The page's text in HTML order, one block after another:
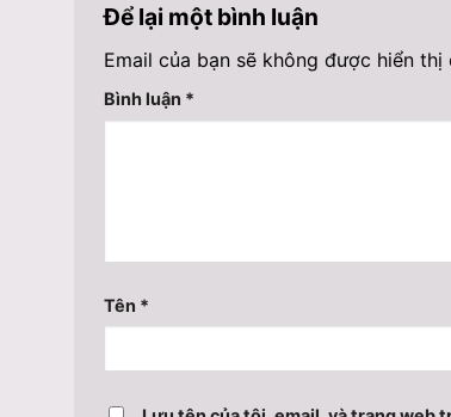
Để lại một bình luận
Email của bạn sẽ không được hiển thị
Bình luận *
Tên *